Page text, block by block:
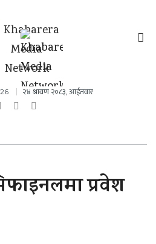
२४ श्रावण २०८३, आईतवार
प्रवेश